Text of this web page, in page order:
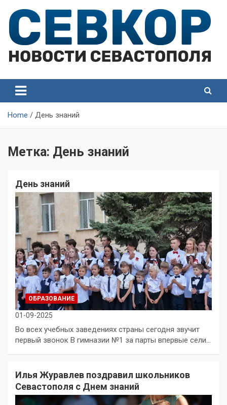
content
Севастополя
Севастополя
Home День знаний
Метка: День знаний
День знаний
ОБРАЗОВАНИЕ
01-09-2025
Во всех учебных заведениях страны сегодня звучит
первый звонок В гимназии №1 за парты впервые сели…
Илья Журавлев поздравил школьников
Севастополя с Днем знаний